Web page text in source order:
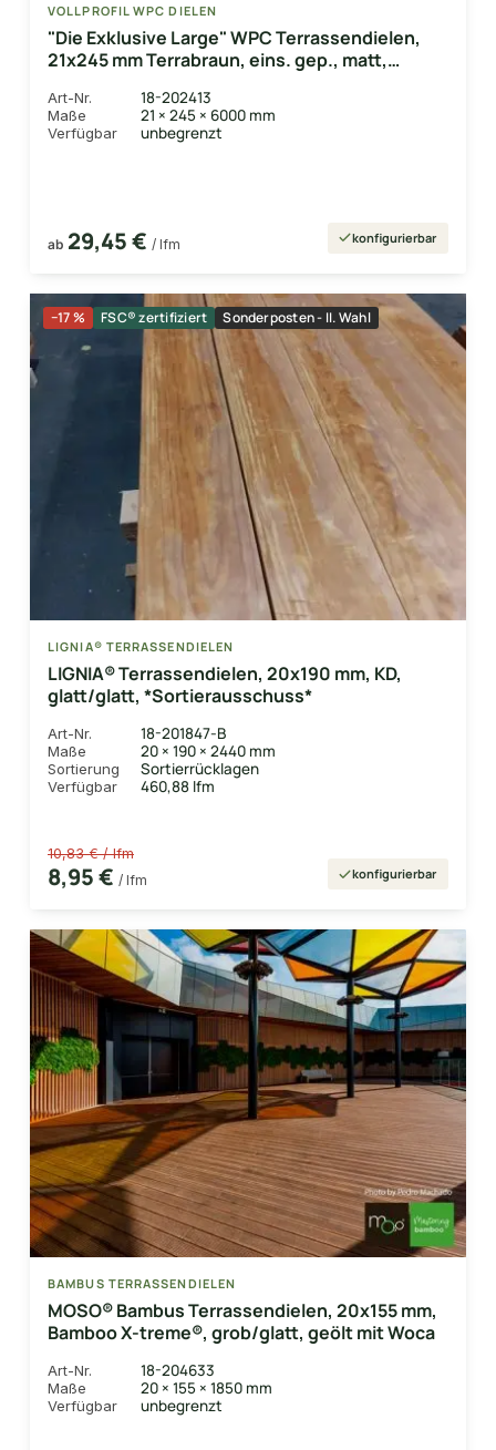
VOLLPROFIL WPC DIELEN
"Die Exklusive Large" WPC Terrassendielen,
21x245 mm Terrabraun, eins. gep., matt,
Art-Nr. 18-202413
Maße 21 × 245 × 6000 mm
Verfügbar unbegrenzt
ab 29,45 € / lfm konfigurierbar
−17 % Sonderposten - II. Wahl
FSC® zertifiziert
LIGNIA® TERRASSENDIELEN
LIGNIA® Terrassendielen, 20x190 mm, KD,
glatt/glatt, *Sortierausschuss*
Art-Nr. 18-201847-B
Maße 20 × 190 × 2440 mm
Sortierung Sortierrücklagen
Verfügbar 460,88 lfm
10,83 € / lfm
8,95 € / lfm konfigurierbar
BAMBUS TERRASSENDIELEN
MOSO® Bambus Terrassendielen, 20x155 mm,
Bamboo X-treme®, grob/glatt, geölt mit Woca
Art-Nr. 18-204633
Maße 20 × 155 × 1850 mm
Verfügbar unbegrenzt